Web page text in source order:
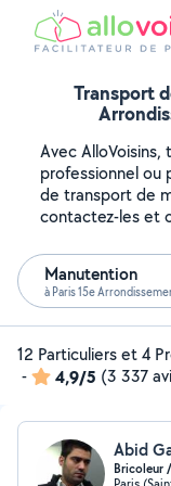
Transport
Avec AlloVoisins,
professionnel ou
de transport de
contactez-les et
Manutention
à Paris 15e
12 Particuliers et 4
-
4,9/5 (3 337
Abid
Bricoleur